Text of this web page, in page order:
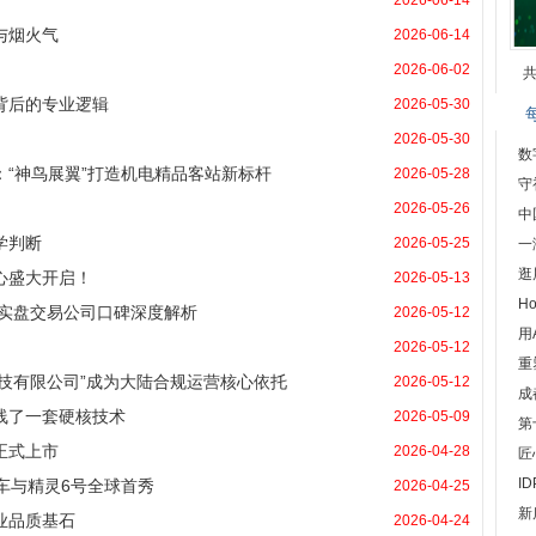
2026-06-14
烟火气
2026-06-02
2026-05-30
后的专业逻辑
2026-05-30
2026-05-28
神鸟展翼”打造机电精品客站新标杆
2026-05-26
2026-05-25
判断
2026-05-13
大开启！
2026-05-12
盘交易公司口碑深度解析
2026-05-12
2026-05-12
有限公司”成为大陆合规运营核心依托
2026-05-09
了一套硬核技术
2026-04-28
式上市
2026-04-25
与精灵6号全球首秀
2026-04-24
品质基石
数
守
中
一
逛
重
第
新